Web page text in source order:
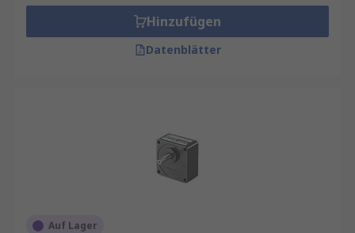
Hinzufügen
Datenblätter
Auf Lager